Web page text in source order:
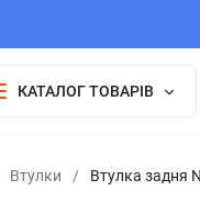
КАТАЛОГ ТОВАРІВ
Втулки / Втулка задня